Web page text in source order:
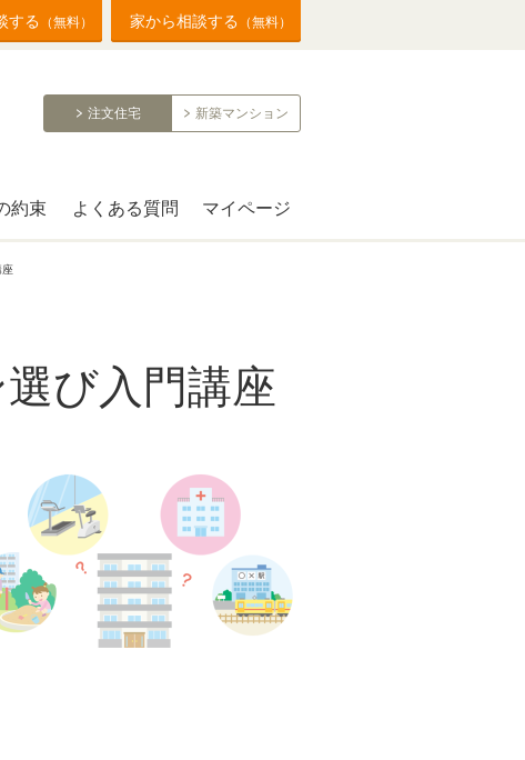
する （無料） 家から相談する （無料）
注文住宅 新築マンション
約束 よくある質問 マイページ
座
び入門講座